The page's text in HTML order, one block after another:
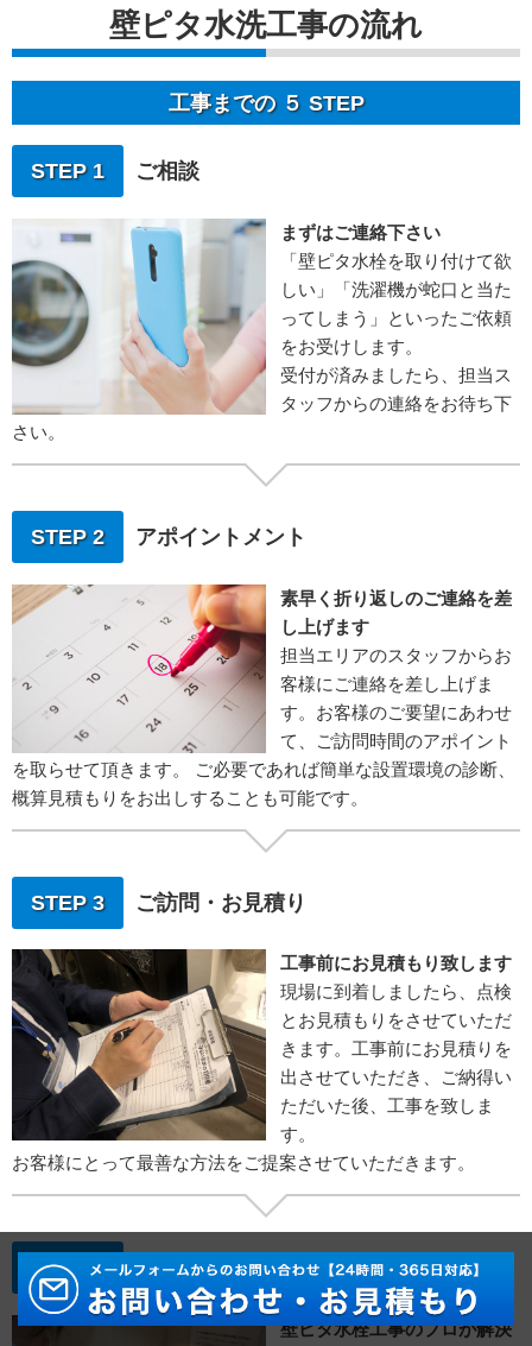
壁ピタ水洗工事の流れ
工事までの ５ STEP
STEP 1 ご相談
まずはご連絡下さい
「壁ピタ水栓を取り付けて欲
しい」「洗濯機が蛇口と当た
ってしまう」といったご依頼
をお受けします。
受付が済みましたら、担当ス
タッフからの連絡をお待ち下
さい。
STEP 2 アポイントメント
素早く折り返しのご連絡を差
し上げます
担当エリアのスタッフからお
客様にご連絡を差し上げま
す。お客様のご要望にあわせ
て、ご訪問時間のアポイント
を取らせて頂きます。 ご必要であれば簡単な設置環境の診断、
概算見積もりをお出しすることも可能です。
STEP 3 ご訪問・お見積り
工事前にお見積もり致します
現場に到着しましたら、点検
とお見積もりをさせていただ
きます。工事前にお見積りを
出させていただき、ご納得い
ただいた後、工事を致しま
す。
お客様にとって最善な方法をご提案させていただきます。
STEP 4 水栓取り付け工事
壁ピタ水栓工事のプロが解決